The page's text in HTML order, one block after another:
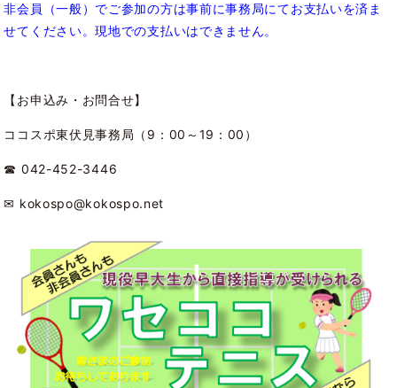
非会員（一般）でご参加の方は事前に事務局にてお支払いを済ま
せてください。現地での支払いはできません。
【お申込み・お問合せ】
ココスポ東伏見事務局（9：00～19：00）
☎ 042-452-3446
✉ kokospo@kokospo.net